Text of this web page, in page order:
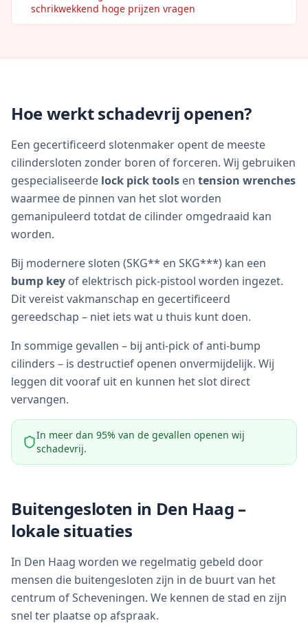
schrikwekkend hoge prijzen vragen
Hoe werkt schadevrij openen?
Een gecertificeerd slotenmaker opent de meeste
cilindersloten zonder boren of forceren. Wij gebruiken
gespecialiseerde lock pick tools en tension wrenches
waarmee de pinnen van het slot worden
gemanipuleerd totdat de cilinder omgedraaid kan
worden.
Bij modernere sloten (SKG** en SKG***) kan een
bump key of elektrisch pick-pistool worden ingezet.
Dit vereist vakmanschap en gecertificeerd
gereedschap – niet iets wat u thuis kunt doen.
In sommige gevallen – bij anti-pick of anti-bump
cilinders – is destructief openen onvermijdelijk. Wij
leggen dit vooraf uit en kunnen het slot direct
vervangen.
In meer dan 95% van de gevallen openen wij
schadevrij.
Buitengesloten in Den Haag –
lokale situaties
In Den Haag worden we regelmatig gebeld door
mensen die buitengesloten zijn in de buurt van het
centrum of Scheveningen. We kennen de stad en zijn
snel ter plaatse op afspraak.